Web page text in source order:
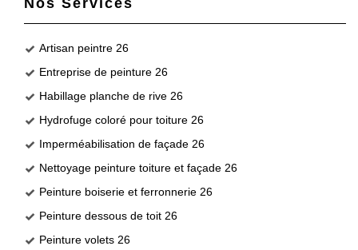
Nos Services
Artisan peintre 26
Entreprise de peinture 26
Habillage planche de rive 26
Hydrofuge coloré pour toiture 26
Imperméabilisation de façade 26
Nettoyage peinture toiture et façade 26
Peinture boiserie et ferronnerie 26
Peinture dessous de toit 26
Peinture volets 26